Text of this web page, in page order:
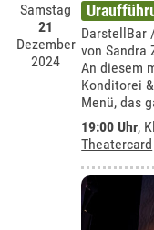
Samstag
21
Dezember
2024
DarstellBar
von Sandra
An diesem
Konditorei
Menü, das
19:00 Uhr,
Theatercard